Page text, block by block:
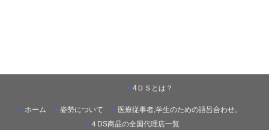
ホーム
4ＤＳとは？
姿勢について
医療従事者,学生のための語呂合わせ。
４DS商品の全国代理店一覧